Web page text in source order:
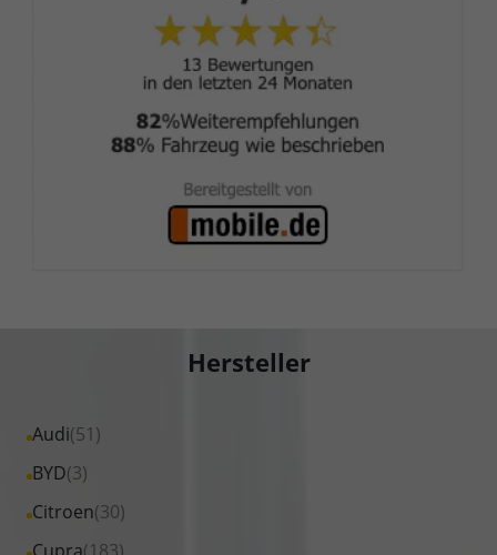
Hersteller
Audi(51)
Alle
Fahrzeuge
Audi
BYD(3)
Alle
Fahrzeuge
Citroen(30)
Alle
Fahrzeuge